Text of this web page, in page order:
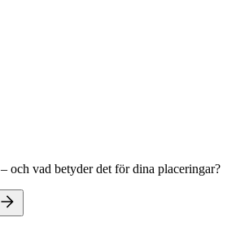
och vad betyder det för dina placeringar?